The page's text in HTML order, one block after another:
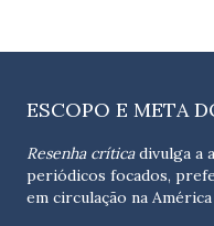
ESCOPO E META
Resenha críticadivulga a
periódicos focados,
em circulação na